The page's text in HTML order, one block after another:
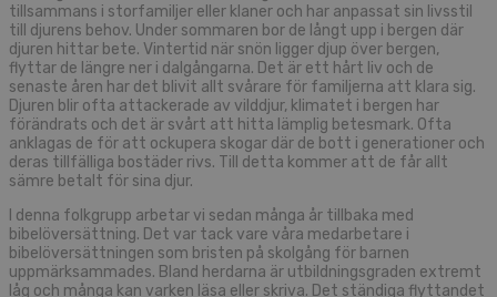
tillsammans i storfamiljer eller klaner och har anpassat sin livsstil
till djurens behov. Under sommaren bor de långt upp i bergen där
djuren hittar bete. Vintertid när snön ligger djup över bergen,
flyttar de längre ner i dalgångarna. Det är ett hårt liv och de
senaste åren har det blivit allt svårare för familjerna att klara sig.
Djuren blir ofta attackerade av vilddjur, klimatet i bergen har
förändrats och det är svårt att hitta lämplig betesmark. Ofta
anklagas de för att ockupera skogar där de bott i generationer och
deras tillfälliga bostäder rivs. Till detta kommer att de får allt
sämre betalt för sina djur.
I denna folkgrupp arbetar vi sedan många år tillbaka med
bibelöversättning. Det var tack vare våra medarbetare i
bibelöversättningen som bristen på skolgång för barnen
uppmärksammades. Bland herdarna är utbildningsgraden extremt
låg och många kan varken läsa eller skriva. Det ständiga flyttandet